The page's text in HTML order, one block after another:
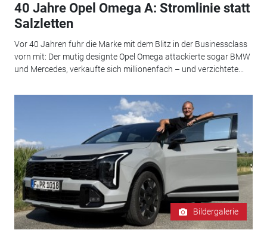
40 Jahre Opel Omega A: Stromlinie statt
Salzletten
Vor 40 Jahren fuhr die Marke mit dem Blitz in der Businessclass
vorn mit: Der mutig designte Opel Omega attackierte sogar BMW
und Mercedes, verkaufte sich millionenfach – und verzichtete...
Bildergalerie